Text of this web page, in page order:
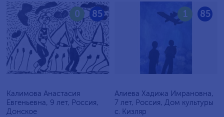
85
0
Калимова Анастасия
Евгеньевна, 9 лет, Россия,
Донское
85
1
Алиева Хадижа Имрановна,
7 лет, Россия, Дом культуры
с. Кизляр